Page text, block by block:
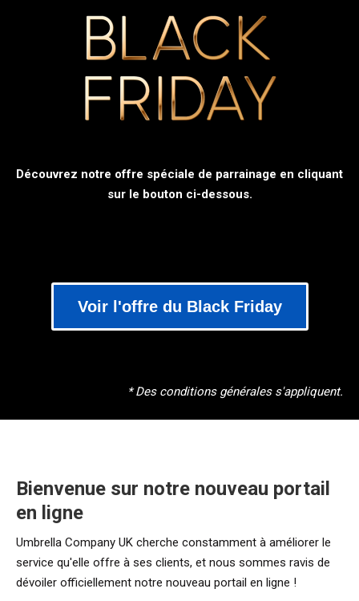
Découvrez notre offre spéciale de parrainage en cliquant
sur le bouton ci-dessous.
Voir l'offre du Black Friday
* Des conditions générales s'appliquent.
Bienvenue sur notre nouveau portail
en ligne
Umbrella Company UK cherche constamment à améliorer le
service qu'elle offre à ses clients, et nous sommes ravis de
dévoiler officiellement notre nouveau portail en ligne !